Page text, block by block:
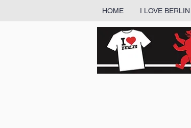
HOME I LOVE BERLIN